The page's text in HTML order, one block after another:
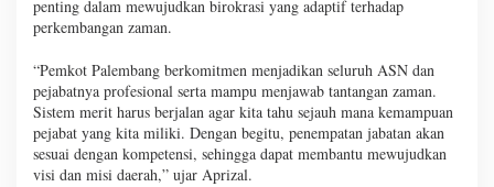
penting dalam mewujudkan birokrasi yang adaptif terhadap
perkembangan zaman.
“Pemkot Palembang berkomitmen menjadikan seluruh ASN dan
pejabatnya profesional serta mampu menjawab tantangan zaman.
Sistem merit harus berjalan agar kita tahu sejauh mana kemampuan
pejabat yang kita miliki. Dengan begitu, penempatan jabatan akan
sesuai dengan kompetensi, sehingga dapat membantu mewujudkan
visi dan misi daerah,” ujar Aprizal.